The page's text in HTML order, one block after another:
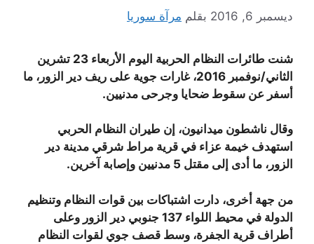
ديسمبر 6, 2016 بقلم مرآة سوريا
شنت طائرات النظام الحربية اليوم الأربعاء 23 تشرين
الثاني/نوفمبر 2016، غارات جوية على ريف دير الزور، ما
أسفر عن سقوط ضحايا وجرحى مدنيين.
وقال ناشطون ميدانيون، إن طيران النظام الحربي
استهدف خيمة عزاء في قرية مراط شرقي مدينة دير
الزور، ما أدى إلى مقتل 5 مدنيين وإصابة آخرين.
من جهة أخرى، دارت اشتباكات بين قوات النظام وتنظيم
الدولة في محيط اللواء 137 جنوبي دير الزور وعلى
أطراف قرية الجفرة، وسط قصف جوي لقوات النظام